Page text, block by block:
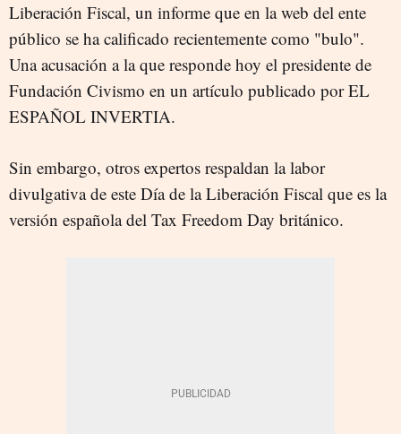
Liberación Fiscal, un informe que en la web del ente
público se ha calificado recientemente como "bulo".
Una acusación a la que responde hoy el presidente de
Fundación Civismo en un artículo publicado por EL
ESPAÑOL INVERTIA.
Sin embargo, otros expertos respaldan la labor
divulgativa de este Día de la Liberación Fiscal que es la
versión española del Tax Freedom Day británico.